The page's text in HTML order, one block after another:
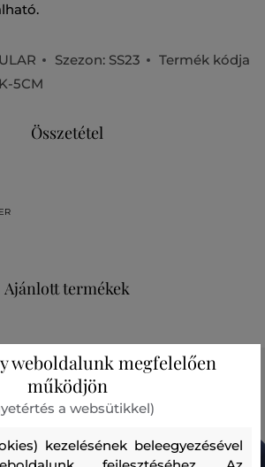
Szezon: SS23
Termék kódja
5CM
Összetétel
Ajánlott termékek
weboldalunk megfelelően
működjön
a websütikkel)
kezelésének beleegyezésével